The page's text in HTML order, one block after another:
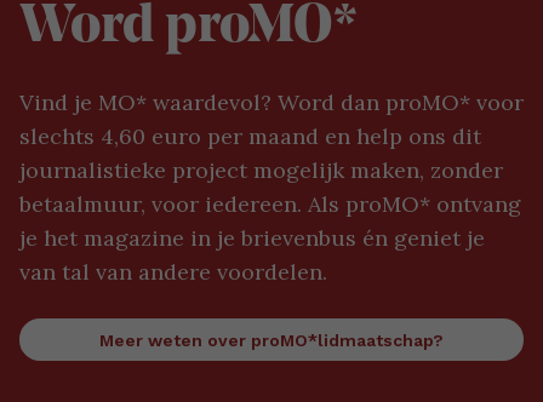
Word proMO*
Vind je MO* waardevol? Word dan proMO* voor
slechts 4,60 euro per maand en help ons dit
journalistieke project mogelijk maken, zonder
betaalmuur, voor iedereen. Als proMO* ontvang
je het magazine in je brievenbus én geniet je
van tal van andere voordelen.
Meer weten over proMO*lidmaatschap?